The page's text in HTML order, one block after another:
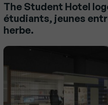
The Student Hotel
étudiants, jeunes
herbe.